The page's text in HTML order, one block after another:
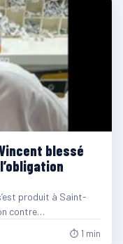
blessé
produit à Saint-
contre…
⏱ 1 min